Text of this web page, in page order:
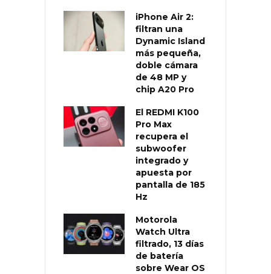
iPhone Air 2:
filtran una
Dynamic Island
más pequeña,
doble cámara
de 48 MP y
chip A20 Pro
El REDMI K100
Pro Max
recupera el
subwoofer
integrado y
apuesta por
pantalla de 185
Hz
Motorola
Watch Ultra
filtrado, 13 días
de batería
sobre Wear OS